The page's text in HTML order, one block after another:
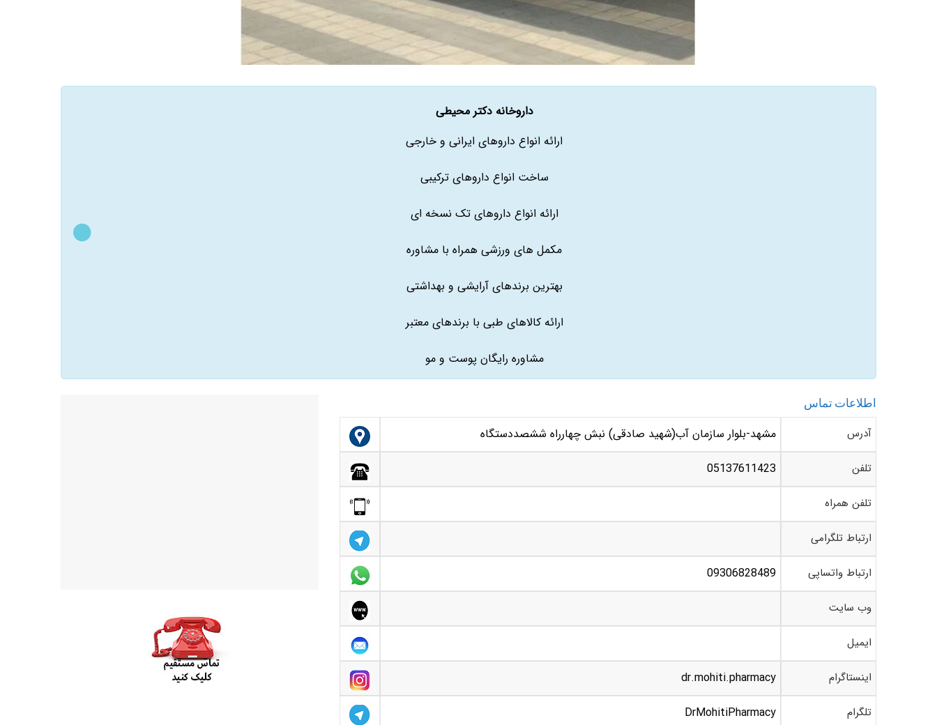
داروخانه دکتر محیطی
ارائه انواع داروهای ایرانی و خارجی
ساخت انواع داروهای ترکیبی
ارائه انواع داروهای تک نسخه ای
مکمل های ورزشی همراه با مشاوره
بهترین برندهای آرایشی و بهداشتی
ارائه کالاهای طبی با برندهای معتبر
مشاوره رایگان پوست و مو
اطلاعات تماس
آدرس مشهد-بلوار سازمان آب(شهید صادقی) نبش چهارراه ششصددستگاه
تلفن 05137611423
تلفن همراه
ارتباط تلگرامی
ارتباط واتساپی 09306828489
وب سایت
ایمیل
اینستاگرام dr.mohiti.pharmacy
تلگرام DrMohitiPharmacy